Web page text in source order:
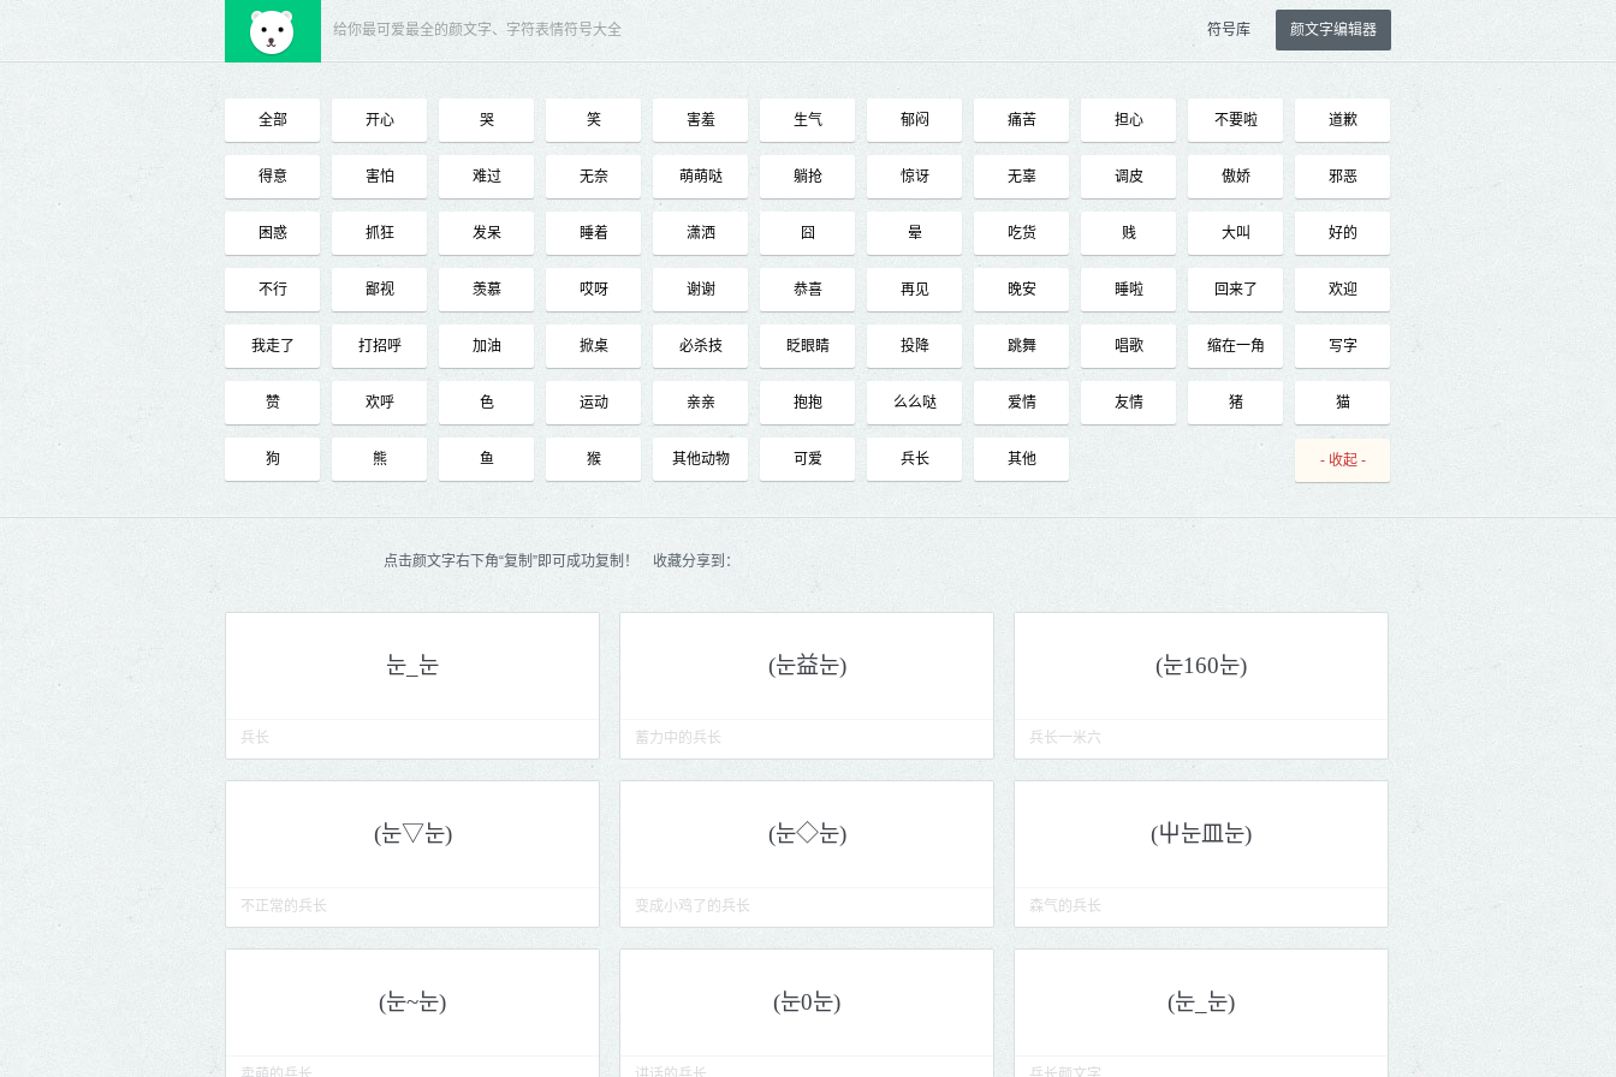
给你最可爱最全的颜文字、字符表情符号大全 颜文字编辑器
符号库
全部 开心 哭 笑 害羞 生气 郁闷 痛苦 担心 不要啦 道歉
得意 害怕 难过 无奈 萌萌哒 躺抢 惊讶 无辜 调皮 傲娇 邪恶
困惑 抓狂 发呆 睡着 潇洒 囧 晕 吃货 贱 大叫 好的
不行 鄙视 羡慕 哎呀 谢谢 恭喜 再见 晚安 睡啦 回来了 欢迎
我走了 打招呼 加油 掀桌 必杀技 眨眼睛 投降 跳舞 唱歌 缩在一角 写字
赞 欢呼 色 运动 亲亲 抱抱 么么哒 爱情 友情 猪 猫
狗 熊 鱼 猴 其他动物 可爱 兵长 其他 - 收起 -
点击颜文字右下角“复制”即可成功复制！ 收藏分享到：
兵长 蓄力中的兵长 兵长一米六
不正常的兵长 变成小鸡了的兵长 森气的兵长